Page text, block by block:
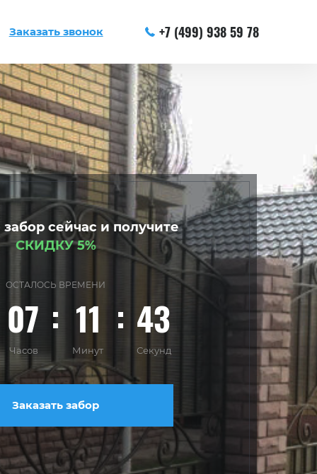
Заказать звонок +7 (499) 938 59 78
сейчас и получите
СКИДКУ 5%
ОСТАЛОСЬ ВРЕМЕНИ
07 11 41
Часов Минут Секунд
Заказать забор